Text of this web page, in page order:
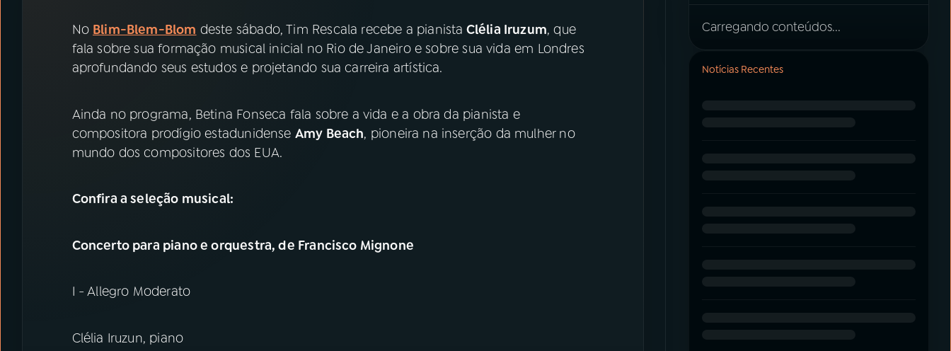
PRÊMIO RÁDIO MEC
ACOMPANHE A RÁDIO MEC
Instagram X
No Blim-Blem-Blom deste sábado, Tim Rescala recebe a pianista Clélia Iruzum, que
fala sobre sua formação musical inicial no Rio de Janeiro e sobre sua vida em Londres
aprofundando seus estudos e projetando sua carreira artística.
Ainda no programa, Betina Fonseca fala sobre a vida e a obra da pianista e
compositora prodígio estadunidense Amy Beach, pioneira na inserção da mulher no
mundo dos compositores dos EUA.
Confira a seleção musical:
Concerto para piano e orquestra, de Francisco Mignone
I - Allegro Moderato
Clélia Iruzun, piano
Carregando conteúdos...
Notícias Recentes